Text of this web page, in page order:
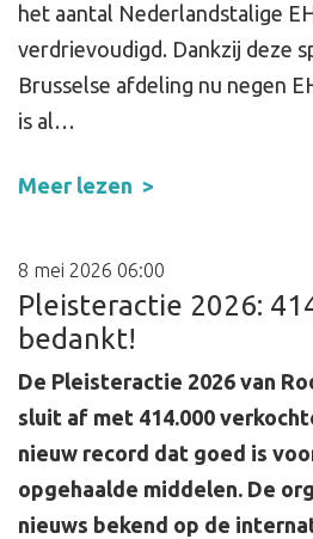
het aantal Nederlandstalige
verdrievoudigd. Dankzij deze
Brusselse afdeling nu negen
is al…
Meer lezen
8 mei 2026 06:00
Pleisteractie 2026:
bedankt!
De Pleisteractie 2026 van
sluit af met 414.000
nieuw record dat goed is
opgehaalde middelen. De
nieuws bekend op de